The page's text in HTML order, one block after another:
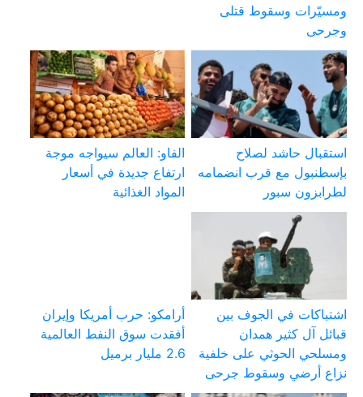
ومسيّرات وسقوط قتلى
وجرحى
استقبال حاشد لصلاح
بإسطنبول مع قرب انضمامه
لطرابزون سبور
الفاو: العالم سيواجه موجة
ارتفاع جديدة في أسعار
المواد الغذائية
اشتباكات في الجوف بين
قبائل آل كثير همدان
ومسلحي الحوثي على خلفية
نزاع أرضي وسقوط جرحى
أرامكو: حرب أمريكا وإيران
أفقدت سوق النفط العالمية
2.6 مليار برميل